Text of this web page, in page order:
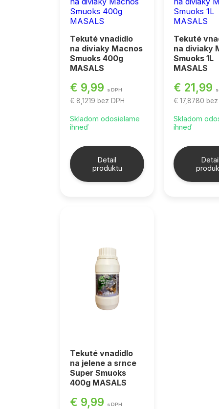
Tekuté vnadidlo
na diviaky Macnos
Smuoks 400g
MASALS
€ 9,99 s DPH
€ 8,1219 bez DPH
Skladom odosielame
ihneď
Detail
produktu
Tekuté
na diviaky
Smuoks 1L
MASALS
€ 21,99
€ 17,8780
Skladom
ihneď
Tekuté vnadidlo
na jelene a srnce
Super Smuoks
400g MASALS
€ 9,99 s DPH